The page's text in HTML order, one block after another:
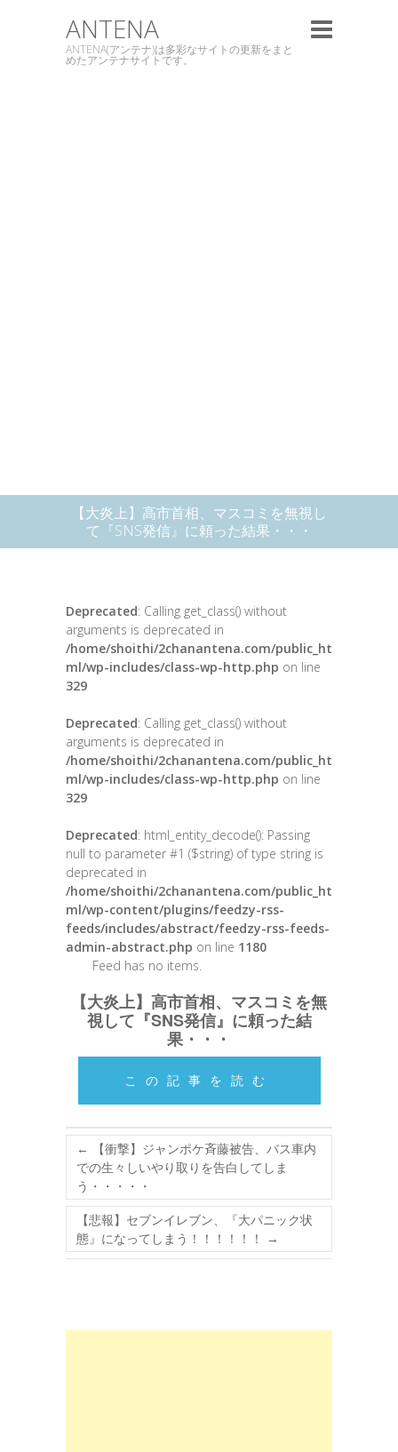
ANTENA
ANTENA(アンテナ)は多彩なサイトの更新をまと
めたアンテナサイトです。
【大炎上】高市首相、マスコミを無視し
て『SNS発信』に頼った結果・・・
Deprecated: Calling get_class() without
arguments is deprecated in
/home/shoithi/2chanantena.com/public_ht
ml/wp-includes/class-wp-http.php on line
329
Deprecated: Calling get_class() without
arguments is deprecated in
/home/shoithi/2chanantena.com/public_ht
ml/wp-includes/class-wp-http.php on line
329
Deprecated: html_entity_decode(): Passing
null to parameter #1 ($string) of type string is
deprecated in
/home/shoithi/2chanantena.com/public_ht
ml/wp-content/plugins/feedzy-rss-
feeds/includes/abstract/feedzy-rss-feeds-
admin-abstract.php on line 1180
Feed has no items.
【大炎上】高市首相、マスコミを無
視して『SNS発信』に頼った結
果・・・
この記事を読む
←
【衝撃】ジャンポケ斉藤被告、バス車内
での生々しいやり取りを告白してしま
う・・・・・
【悲報】セブンイレブン、『大パニック状
態』になってしまう！！！！！！
→